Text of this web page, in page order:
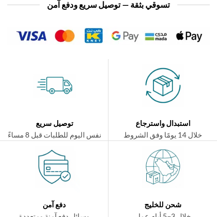
تسوقي بثقة — توصيل سريع ودفع آمن
استبدال واسترجاع
توصيل سريع
نفس اليوم للطلبات قبل 8 مساءً
شحن للخليج
دفع آمن